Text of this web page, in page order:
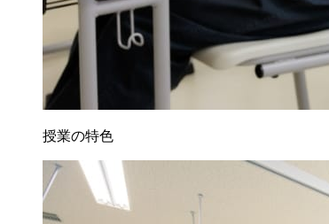
授業の特色